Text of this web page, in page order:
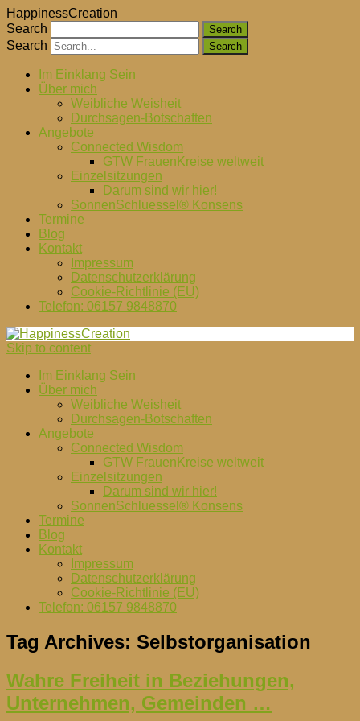
HappinessCreation
Search
Search
Im Einklang Sein
Über mich
Weibliche Weisheit
Durchsagen-Botschaften
Angebote
Connected Wisdom
GTW FrauenKreise weltweit
Einzelsitzungen
Darum sind wir hier!
SonnenSchluessel® Konsens
Termine
Blog
Kontakt
Impressum
Datenschutzerklärung
Cookie-Richtlinie (EU)
Telefon: 06157 9848870
Skip to content
Im Einklang Sein
Über mich
Weibliche Weisheit
Durchsagen-Botschaften
Angebote
Connected Wisdom
GTW FrauenKreise weltweit
Einzelsitzungen
Darum sind wir hier!
SonnenSchluessel® Konsens
Termine
Blog
Kontakt
Impressum
Datenschutzerklärung
Cookie-Richtlinie (EU)
Telefon: 06157 9848870
Tag Archives: Selbstorganisation
Wahre Freiheit in Beziehungen,
Unternehmen, Gemeinden …